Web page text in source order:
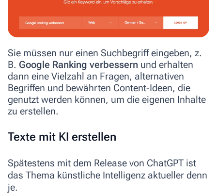
Sie müssen nur einen Suchbegriff eingeben, z.
B. Google Ranking verbessern und erhalten
dann eine Vielzahl an Fragen, alternativen
Begriffen und bewährten Content-Ideen, die
genutzt werden können, um die eigenen Inhalte
zu erstellen.
Texte mit KI erstellen
Spätestens mit dem Release von ChatGPT ist
das Thema künstliche Intelligenz aktueller denn
je.